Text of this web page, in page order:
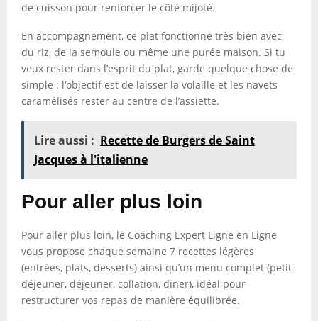
de cuisson pour renforcer le côté mijoté.
En accompagnement, ce plat fonctionne très bien avec
du riz, de la semoule ou même une purée maison. Si tu
veux rester dans l’esprit du plat, garde quelque chose de
simple : l’objectif est de laisser la volaille et les navets
caramélisés rester au centre de l’assiette.
Lire aussi : Recette de Burgers de Saint
Jacques à l'italienne
Pour aller plus loin
Pour aller plus loin, le Coaching Expert Ligne en Ligne
vous propose chaque semaine 7 recettes légères
(entrées, plats, desserts) ainsi qu’un menu complet (petit-
déjeuner, déjeuner, collation, diner), idéal pour
restructurer vos repas de manière équilibrée.